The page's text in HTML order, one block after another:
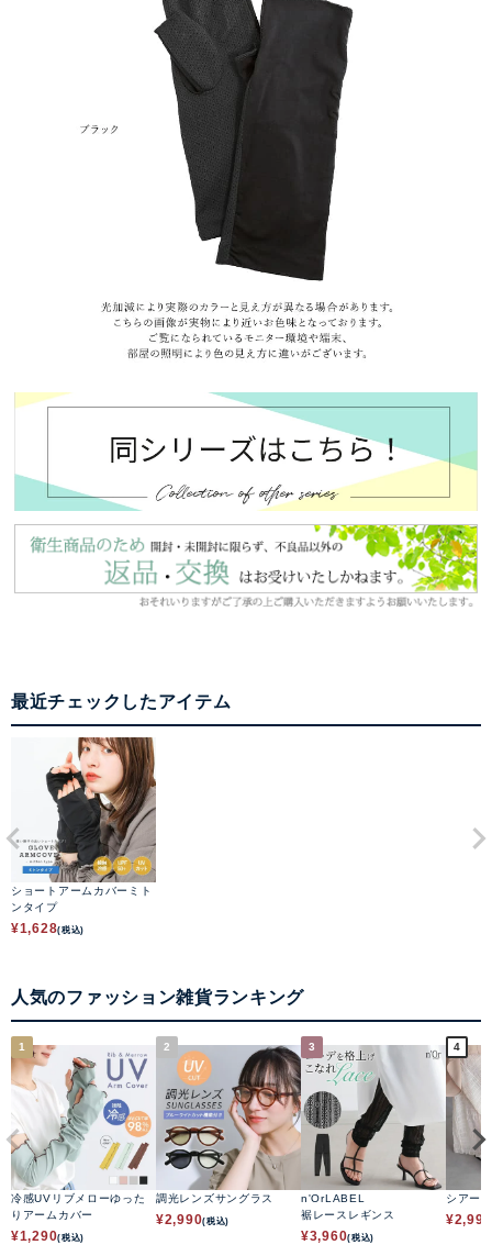
最近チェックしたアイテム
ショートアームカバーミト
ンタイプ
¥1,628(税込)
人気のファッション雑貨ランキング
1
冷感UVリブメローゆった
りアームカバー
¥1,290(税込)
2
調光レンズサングラス
¥2,990(税込)
3
n'OrLABEL
裾レースレギンス
¥3,960(税込)
4
シアー
¥2,990